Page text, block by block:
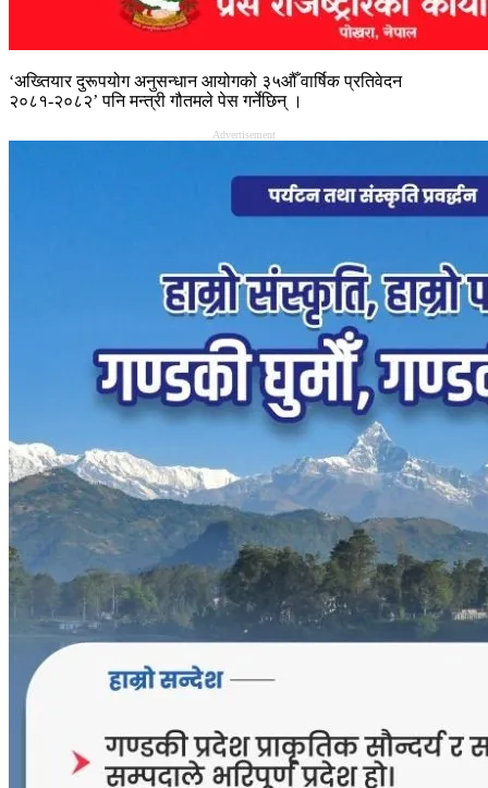
‘अख्तियार दुरूपयोग अनुसन्धान आयोगको ३५औँ वार्षिक प्रतिवेदन
२०८१-२०८२’ पनि मन्त्री गौतमले पेस गर्नेछिन् ।
Advertisement